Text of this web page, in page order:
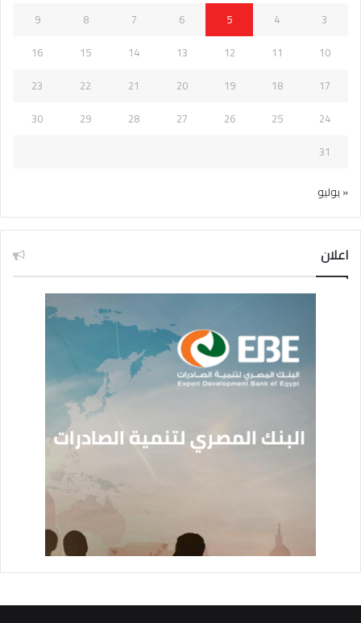
3
4
5
6
7
8
9
10
11
12
13
14
15
16
17
18
19
20
21
22
23
24
25
26
27
28
29
30
31
« يوليو
اعلان